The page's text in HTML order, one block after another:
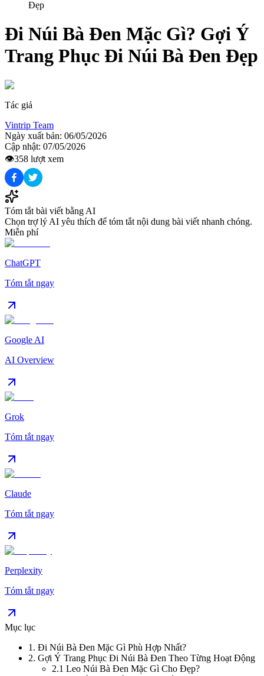
Đẹp
Đi Núi Bà Đen Mặc Gì? Gợi Ý
Trang Phục Đi Núi Bà Đen Đẹp
Tác giả
Vintrip Team
Ngày xuất bản: 06/05/2026
Cập nhật: 07/05/2026
👁️358 lượt xem
Tóm tắt bài viết bằng AI
Chọn trợ lý AI yêu thích để tóm tắt nội dung bài viết nhanh chóng.
Miễn phí
ChatGPT
Tóm tắt ngay
Google AI
AI Overview
Grok
Tóm tắt ngay
Claude
Tóm tắt ngay
Perplexity
Tóm tắt ngay
Mục lục
1 . Đi Núi Bà Đen Mặc Gì Phù Hợp Nhất?
2. Gợi Ý Trang Phục Đi Núi Bà Đen Theo Từng Hoạt Động
2.1 Leo Núi Bà Đen Mặc Gì Cho Đẹp?